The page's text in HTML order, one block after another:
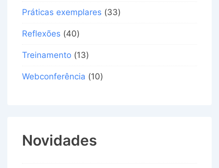
Práticas exemplares (33)
Reflexões (40)
Treinamento (13)
Webconferência (10)
Novidades